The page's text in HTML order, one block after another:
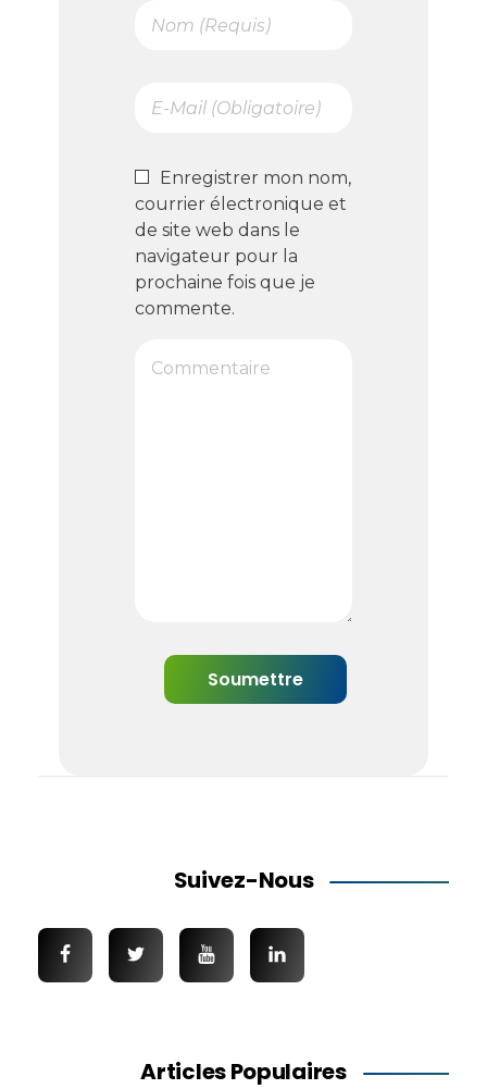
Enregistrer mon nom,
courrier électronique et
de site web dans le
navigateur pour la
prochaine fois que je
commente.
Suivez-Nous
Articles Populaires